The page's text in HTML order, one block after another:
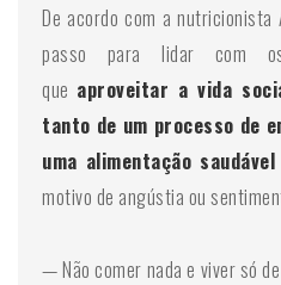
De acordo com a nutricionista
passo para lidar com
que aproveitar a vida
tanto de um processo de
uma alimentação
motivo de angústia ou
— Não comer nada e viver só